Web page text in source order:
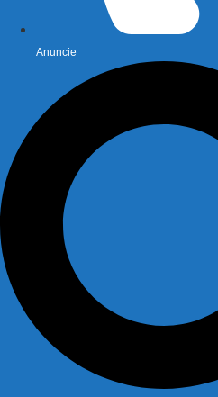
Anuncie